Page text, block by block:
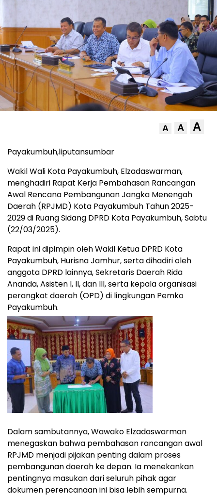
A A A
Payakumbuh,liputansumbar
Wakil Wali Kota Payakumbuh, Elzadaswarman,
menghadiri Rapat Kerja Pembahasan Rancangan
Awal Rencana Pembangunan Jangka Menengah
Daerah (RPJMD) Kota Payakumbuh Tahun 2025-
2029 di Ruang Sidang DPRD Kota Payakumbuh, Sabtu
(22/03/2025).
Rapat ini dipimpin oleh Wakil Ketua DPRD Kota
Payakumbuh, Hurisna Jamhur, serta dihadiri oleh
anggota DPRD lainnya, Sekretaris Daerah Rida
Ananda, Asisten I, II, dan III, serta kepala organisasi
perangkat daerah (OPD) di lingkungan Pemko
Payakumbuh.
Dalam sambutannya, Wawako Elzadaswarman
menegaskan bahwa pembahasan rancangan awal
RPJMD menjadi pijakan penting dalam proses
pembangunan daerah ke depan. Ia menekankan
pentingnya masukan dari seluruh pihak agar
dokumen perencanaan ini bisa lebih sempurna.